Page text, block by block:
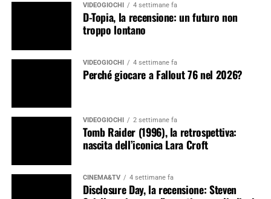
VIDEOGIOCHI 4 settimane fa
D-Topia, la recensione: un futuro non
troppo lontano
VIDEOGIOCHI 4 settimane fa
Perché giocare a Fallout 76 nel 2026?
VIDEOGIOCHI 2 settimane fa
Tomb Raider (1996), la retrospettiva:
nascita dell’iconica Lara Croft
CINEMA&TV 4 settimane fa
Disclosure Day, la recensione: Steven